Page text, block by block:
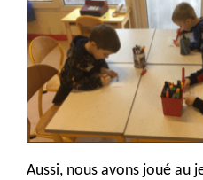
Aussi, nous avons joué au